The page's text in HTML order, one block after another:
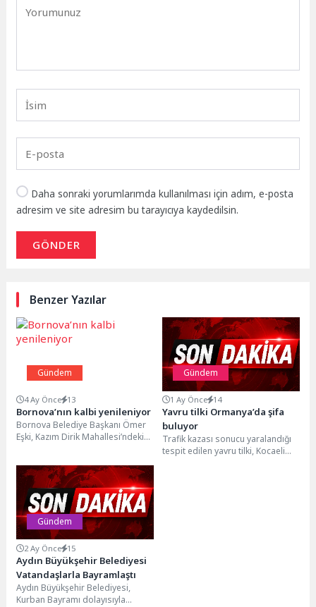
Daha sonraki yorumlarımda kullanılması için adım, e-posta
adresim ve site adresim bu tarayıcıya kaydedilsin.
GÖNDER
Benzer Yazılar
Gündem
4 Ay Önce 13
Bornova’nın kalbi yenileniyor
Bornova Belediye Başkanı Ömer
Eşki, Kazım Dirik Mahallesi’ndeki
Gündem
1 Ay Önce 14
Yavru tilki Ormanya’da şifa
buluyor
Trafik kazası sonucu yaralandığı
tespit edilen yavru tilki, Kocaeli
Gündem
2 Ay Önce 15
Aydın Büyükşehir Belediyesi
Vatandaşlarla Bayramlaştı
Aydın Büyükşehir Belediyesi,
Kurban Bayramı dolayısıyla